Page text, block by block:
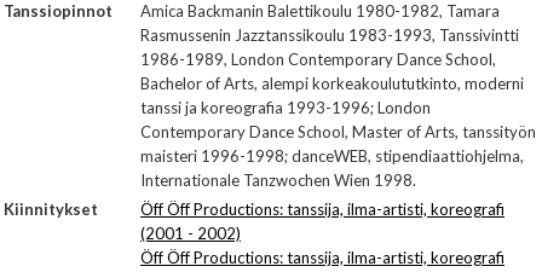
Tanssiopinnot
Amica Backmanin Balettikoulu 1980-1982, Tamara
Rasmussenin Jazztanssikoulu 1983-1993, Tanssivintti
1986-1989, London Contemporary Dance School,
Bachelor of Arts, alempi korkeakoulututkinto, moderni
tanssi ja koreografia 1993-1996; London
Contemporary Dance School, Master of Arts, tanssityön
maisteri 1996-1998; danceWEB, stipendiaattiohjelma,
Internationale Tanzwochen Wien 1998.
Kiinnitykset
Öff Öff Productions: tanssija, ilma-artisti, koreografi
(2001 - 2002)
Öff Öff Productions: tanssija, ilma-artisti, koreografi